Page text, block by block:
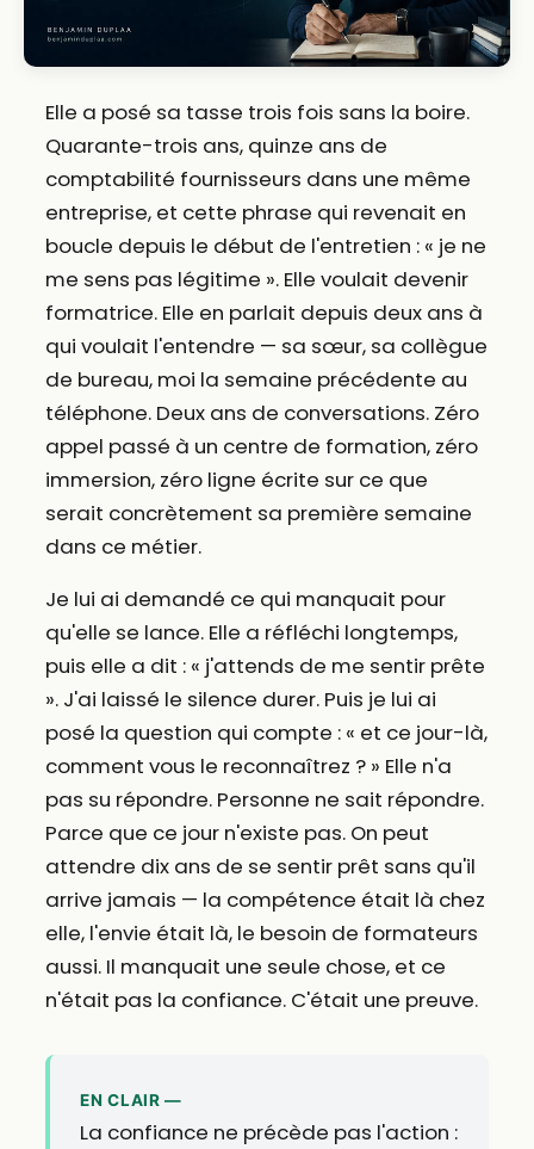
Elle a posé sa tasse trois fois sans la boire.
Quarante-trois ans, quinze ans de
comptabilité fournisseurs dans une même
entreprise, et cette phrase qui revenait en
boucle depuis le début de l'entretien : « je ne
me sens pas légitime ». Elle voulait devenir
formatrice. Elle en parlait depuis deux ans à
qui voulait l'entendre — sa sœur, sa collègue
de bureau, moi la semaine précédente au
téléphone. Deux ans de conversations. Zéro
appel passé à un centre de formation, zéro
immersion, zéro ligne écrite sur ce que
serait concrètement sa première semaine
dans ce métier.
Je lui ai demandé ce qui manquait pour
qu'elle se lance. Elle a réfléchi longtemps,
puis elle a dit : « j'attends de me sentir prête
». J'ai laissé le silence durer. Puis je lui ai
posé la question qui compte : « et ce jour-là,
comment vous le reconnaîtrez ? » Elle n'a
pas su répondre. Personne ne sait répondre.
Parce que ce jour n'existe pas. On peut
attendre dix ans de se sentir prêt sans qu'il
arrive jamais — la compétence était là chez
elle, l'envie était là, le besoin de formateurs
aussi. Il manquait une seule chose, et ce
n'était pas la confiance. C'était une preuve.
EN CLAIR —
La confiance ne précède pas l'action :